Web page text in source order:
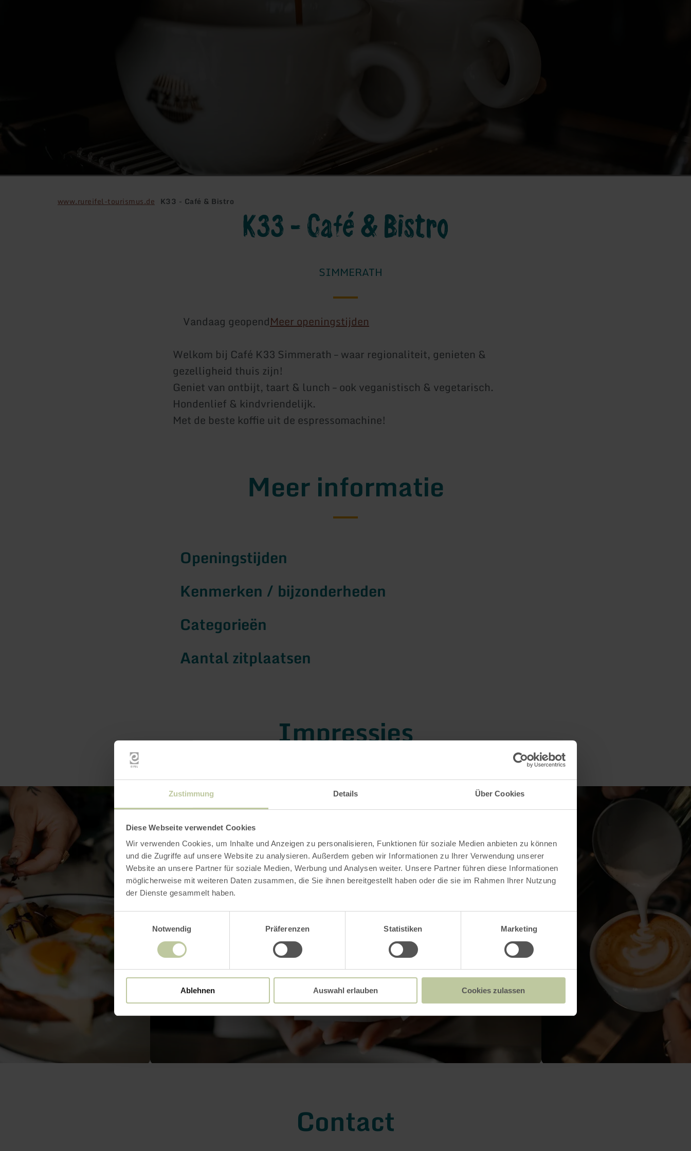
Zustimmung Details Über Cookies
Diese Webseite verwendet Cookies
Wir verwenden Cookies, um Inhalte und Anzeigen zu personalisieren, Funktionen für soziale Medien anbieten zu können
und die Zugriffe auf unsere Website zu analysieren. Außerdem geben wir Informationen zu Ihrer Verwendung unserer
Website an unsere Partner für soziale Medien, Werbung und Analysen weiter. Unsere Partner führen diese Informationen
möglicherweise mit weiteren Daten zusammen, die Sie ihnen bereitgestellt haben oder die sie im Rahmen Ihrer Nutzung
der Dienste gesammelt haben.
Notwendig
Präferenzen Statistiken Marketing
Ablehnen Auswahl erlauben Cookies zulassen
www.rureifel-tourismus.de K33 - Café & Bistro
K33 - Café & Bistro
SIMMERATH
Vandaag geopendMeer openingstijden
Welkom bij Café K33 Simmerath – waar regionaliteit, genieten &
gezelligheid thuis zijn!
Geniet van ontbijt, taart & lunch – ook veganistisch & vegetarisch.
Hondenlief & kindvriendelijk.
Met de beste koffie uit de espressomachine!
Meer informatie
Openingstijden
Kenmerken / bijzonderheden
Categorieën
Aantal zitplaatsen
Impressies
Contact